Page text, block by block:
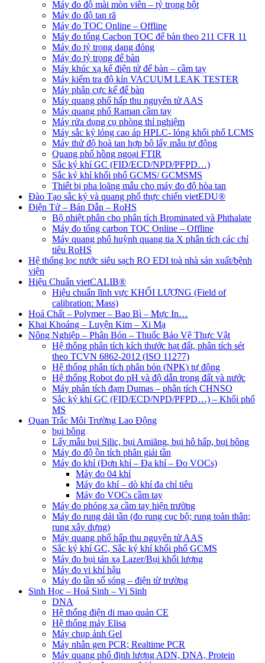
Máy đo độ mài mòn viên – tỷ trọng bột
Máy đo độ tan rã
Máy đo TOC Online – Offline
Máy đo tổng Cacbon TOC để bàn theo 211 CFR 11
Máy đo tỷ trọng dạng đóng
Máy đo tỷ trọng để bàn
Máy khúc xạ kế điện tử để bàn – cầm tay
Máy kiểm tra độ kín VACUUM LEAK TESTER
Máy phân cực kế để bàn
Máy quang phổ hấp thu nguyên tử AAS
Máy quang phổ Raman cầm tay
Máy rửa dụng cụ phòng thí nghiệm
Máy sắc ký lỏng cao áp HPLC- lỏng khối phổ LCMS
Máy thử độ hoà tan hợp bộ lấy mẫu tự động
Quang phổ hồng ngoại FTIR
Sắc ký khí GC (FID/ECD/NPD/PFPD…)
Sắc ký khí khối phổ GCMS/ GCMSMS
Thiết bị pha loãng mẫu cho máy đo độ hòa tan
Đào Tạo sắc ký và quang phổ thực chiến vietEDU®
Điện Tử – Bán Dẫn – RoHS
Bộ nhiệt phân cho phân tích Brominated và Phthalate
Máy đo tổng carbon TOC Online – Offline
Máy quang phổ huỳnh quang tia X phân tích các chỉ
tiêu RoHS
Hệ thống lọc nước siêu sạch RO EDI​​ toà nhà sản xuất/bệnh
viện
Hiệu Chuẩn vietCALIB®
Hiệu chuẩn lĩnh vực KHỐI LƯỢNG (Field of
calibration: Mass)
Hoá Chất – Polymer – Bao Bì – Mực In…
Khai Khoáng – Luyện Kim – Xi Mạ
Nông Nghiệp – Phân Bón – Thuốc Bảo Vệ Thực Vật
Hệ thông phân tích kích thước hạt đất, phân tích sét
theo TCVN 6862-2012 (ISO 11277)
Hệ thống phân tích phân bón (NPK) tự động
Hệ thống Robot đo pH và độ dẫn trong đất và nước
Máy phân tích đạm Dumas – phân tích CHNSO
Sắc ký khí GC (FID/ECD/NPD/PFPD…) – Khối phổ
MS
Quan Trắc Môi Trường Lao Động
bụi bông
Lấy mẫu bụi Silic, bụi Amiăng, bụi hô hấp, bụi bông
Máy đo độ ồn tích phân giải tần
Máy đo khí (Đơn khí – Đa khí – Đo VOCs)
Máy đo 04 khí
Máy đo khí – dò khí đa chỉ tiêu
Máy đo VOCs cầm tay
Máy đo phóng xạ cầm tay hiện trường
Máy đo rung dải tần (đo rung cục bộ; rung toàn thân;
rung xây dựng)
Máy quang phổ hấp thu nguyên tử AAS
Sắc ký khí GC, Sắc ký khí khối phổ GCMS
Máy đo bụi tán xạ Lazer/Bụi khối lượng
Máy đo vi khí hậu
Máy đo tần số sóng – điện từ trường
Sinh Học – Hoá Sinh – Vi Sinh
DNA
Hệ thống điện di mao quản CE
Hệ thống máy Elisa
Máy chụp ảnh Gel
Máy nhân gen PCR; Realtime PCR
Máy quang phổ định lượng ADN, DNA, Protein